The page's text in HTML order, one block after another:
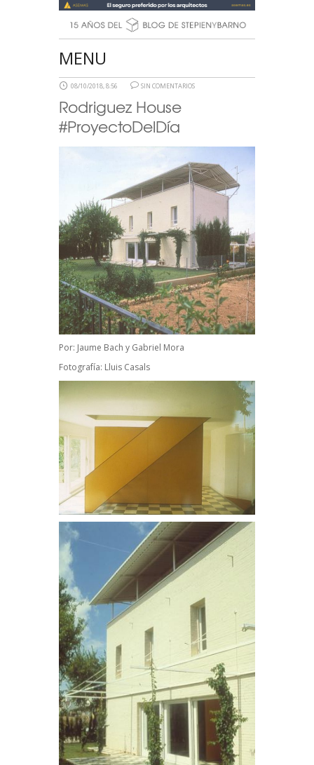
MENU
08/10/2018, 8:56 SIN COMENTARIOS
Rodriguez House
#ProyectoDelDía
Por: Jaume Bach y Gabriel Mora
Fotografía: Lluis Casals